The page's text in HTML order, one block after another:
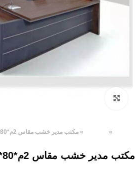
»
» مكتب مدير خشب مقاس 2م*80*75سم
مكتب مدير خشب مقاس 2م*80*75سم